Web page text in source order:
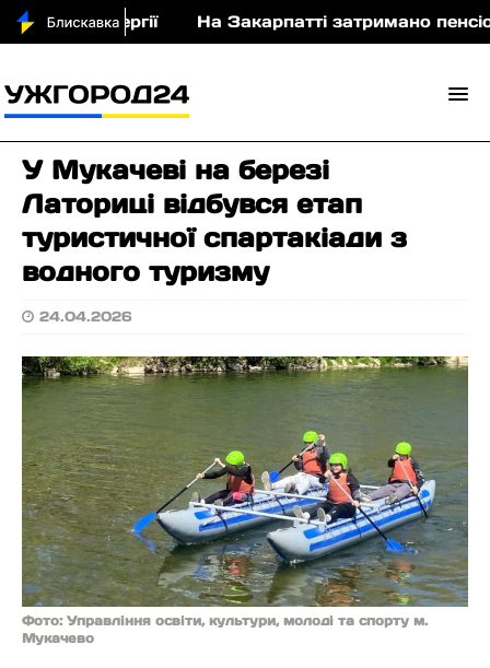
На Закарпатті затримано
У Мукачеві на березі
Латориці відбувся етап
туристичної спартакіади з
водного туризму
24.04.2026
Фото: Управління освіти, культури, молоді та спорту м.
Мукачево